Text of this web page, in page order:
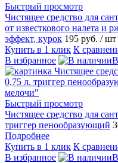
Быстрый просмотр
Чистящее средство для
от известкового налета и
эффект, курок 195 руб. / шт
Купить в 1 клик К
В избранное
Быстрый просмотр
Чистящее средство для
триггер пенообразующий
Подробнее
Купить в 1 клик К
В избранное